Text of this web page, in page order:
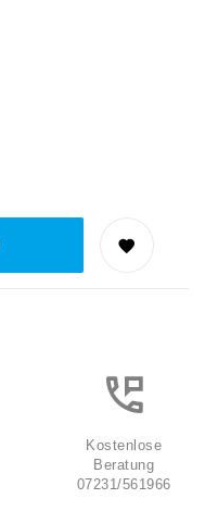
Kostenlose
Beratung
07231/561966